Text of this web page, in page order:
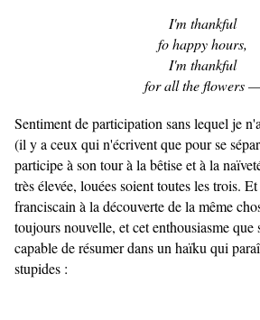
I'm thankful
fo happy hours,
I'm thankful
for all the flowers —
Sentiment de participation sans lequel je
(il y a ceux qui n'écrivent que pour se
participe à son tour à la bêtise et à la
très élevée, louées soient toutes les trois.
franciscain à la découverte de la même
toujours nouvelle, et cet enthousiasme
capable de résumer dans un haïku qui
stupides :